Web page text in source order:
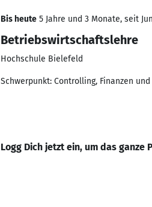
Bis heute 5 Jahre und 3 Monate, seit
Betriebswirtschaftslehre
Hochschule Bielefeld
Schwerpunkt: Controlling, Finanzen
Logg Dich jetzt ein, um das ganze